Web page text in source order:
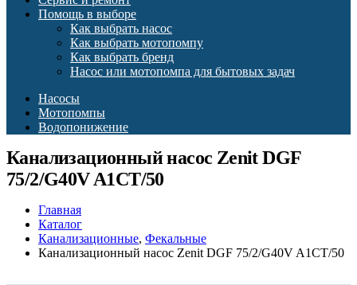
Помощь в выборе
Как выбрать насос
Как выбрать мотопомпу
Как выбрать бренд
Насос или мотопомпа для бытовых задач
Насосы
Мотопомпы
Водопонижение
Канализационный насос Zenit DGF
75/2/G40V A1CT/50
Главная
Каталог
Канализационные, Фекальные
Канализационный насос Zenit DGF 75/2/G40V A1CT/50